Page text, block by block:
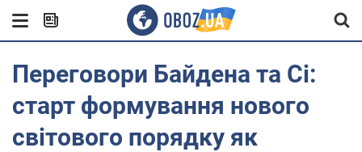
Переговори Байдена та Сі:
старт формування нового
світового порядку як